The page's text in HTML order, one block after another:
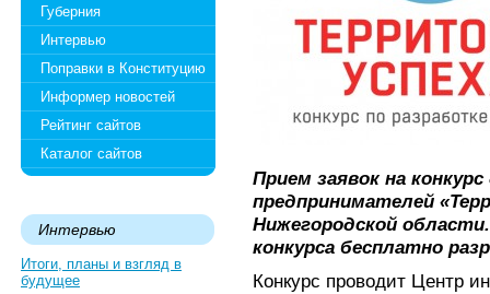
Губерния
Интервью
Поправки в Конституцию
Информер новостей
Рейтинг сайтов
Каталог сайтов
Интервью
Итоги, планы и взгляд в
будущее
Прием заявок на
предпринимателей
Нижегородской
конкурса бесплатно
Конкурс проводит Центр